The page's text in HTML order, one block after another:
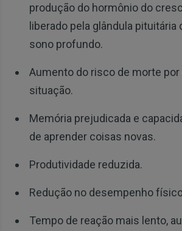
produção do hormônio do
liberado pela glândula pituitária
sono profundo.
Aumento do risco de morte por
situação.
Memória prejudicada e
de aprender coisas novas.
Produtividade reduzida.
Redução no desempenho
Tempo de reação mais lento,